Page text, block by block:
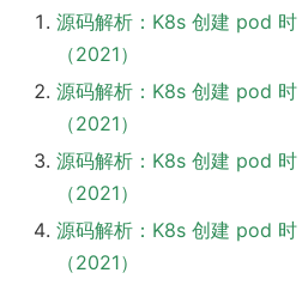
源码解析：K8s 创建 pod 时
（2021）
源码解析：K8s 创建 pod 时
（2021）
源码解析：K8s 创建 pod 时
（2021）
源码解析：K8s 创建 pod 时
（2021）